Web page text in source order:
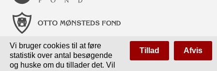
Vi bruger cookies til at føre
statistik over antal besøgende
og huske om du tillader det. Vil
Tillad Afvis